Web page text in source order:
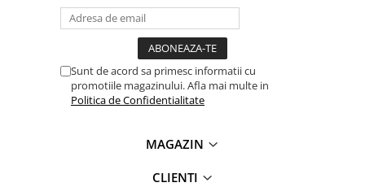
Sunt de acord sa primesc informatii cu
promotiile magazinului. Afla mai multe in
Politica de Confidentialitate
MAGAZIN
CLIENTI